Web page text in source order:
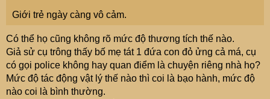
Giới trẻ ngày càng vô cảm.
Có thể họ cũng không rõ mức độ thương tích thế nào.
Giả sử cụ trông thấy bố mẹ tát 1 đứa con đỏ ửng cả má, cụ
có gọi police không hay quan điểm là chuyện riêng nhà họ?
Mức độ tác động vật lý thế nào thì coi là bạo hành, mức độ
nào coi là bình thường.